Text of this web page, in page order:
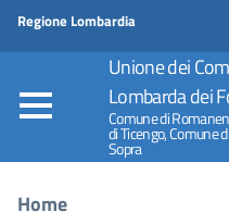
Regione
Nome
Regione Lombardia
Unione dei
Lombarda dei
Comune di
di Ticengo, Comune
Sopra
Tu sei qui
Home